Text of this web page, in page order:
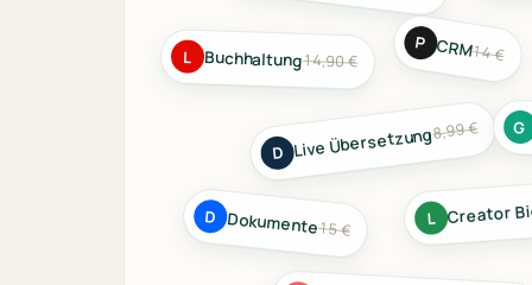
L Buchhaltung14,90 €
P CRM14 €
D Live Übersetzung8,99 € G
D Dokumente15 € L Creator